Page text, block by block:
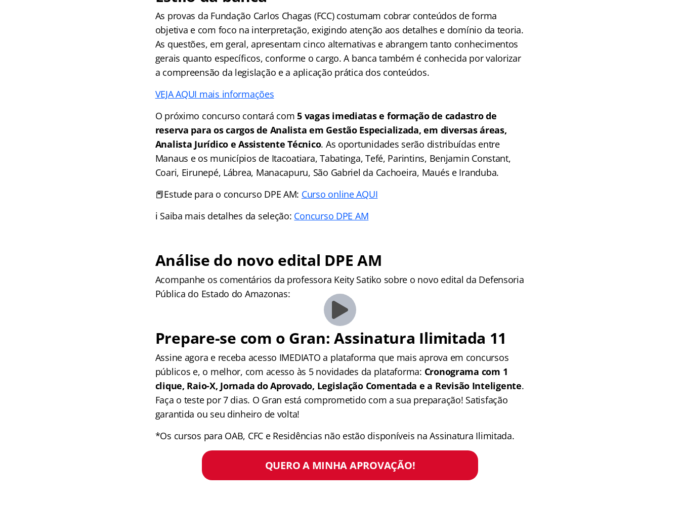
As provas da Fundação Carlos Chagas (FCC) costumam cobrar conteúdos de forma
objetiva e com foco na interpretação, exigindo atenção aos detalhes e domínio da teoria.
As questões, em geral, apresentam cinco alternativas e abrangem tanto conhecimentos
gerais quanto específicos, conforme o cargo. A banca também é conhecida por valorizar
a compreensão da legislação e a aplicação prática dos conteúdos.
VEJA AQUI mais informações
O próximo concurso contará com5 vagas imediatas e formação de cadastro de
reserva para os cargos de Analista em Gestão Especializada, em diversas áreas,
Analista Jurídico e Assistente Técnico. As oportunidades serão distribuídas entre
Manaus e os municípios de Itacoatiara, Tabatinga, Tefé, Parintins, Benjamin Constant,
Coari, Eirunepé, Lábrea, Manacapuru, São Gabriel da Cachoeira, Maués e Iranduba.
📕Estude para o concurso DPE AM: Curso online AQUI
ℹ️ Saiba mais detalhes da seleção: Concurso DPE AM
Análise do novo edital DPE AM
Acompanhe os comentários da professora Keity Satiko sobre o novo edital da Defensoria
Pública do Estado do Amazonas:
Prepare-se com o Gran: Assinatura Ilimitada 11
Assine agora e receba acesso IMEDIATO a plataforma que mais aprova em concursos
públicos e, o melhor, com acesso às 5 novidades da plataforma: Cronograma com 1
clique, Raio-X, Jornada do Aprovado, Legislação Comentada e a Revisão Inteligente.
Faça o teste por 7 dias. O Gran está comprometido com a sua preparação! Satisfação
garantida ou seu dinheiro de volta!
*Os cursos para OAB, CFC e Residências não estão disponíveis na Assinatura Ilimitada.
QUERO A MINHA APROVAÇÃO!